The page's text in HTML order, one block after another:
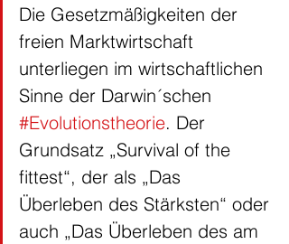
Die Gesetzmäßigkeiten der
freien Marktwirtschaft
unterliegen im wirtschaftlichen
Sinne der Darwin´schen
#Evolutionstheorie. Der
Grundsatz „Survival of the
fittest“, der als „Das
Überleben des Stärksten“ oder
auch „Das Überleben des am